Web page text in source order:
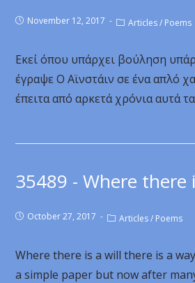
November 12, 2017 Articles / Poems
Εκεί όπου υπάρχει βούληση
έγραψε Ο Αϊνστάιν σε ένα απλό
έπειτα από αρκετά χρόνια αυτά
35489 - Where there
October 27, 2017 Articles / Poems
Where there is a will there is a
a simple paper but now after